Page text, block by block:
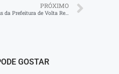
PRÓXIMO
Refis da Prefeitura de Volta Redonda é prorrogado até 19 de dezembro com desconto de até 100% em juros e multas
GOSTAR